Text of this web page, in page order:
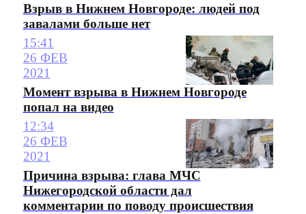
Взрыв в Нижнем Новгороде: людей под
завалами больше нет
15:41
26 ФЕВ
2021
Момент взрыва в Нижнем Новгороде
попал на видео
12:34
26 ФЕВ
2021
Причина взрыва: глава МЧС
Нижегородской области дал
комментарии по поводу происшествия